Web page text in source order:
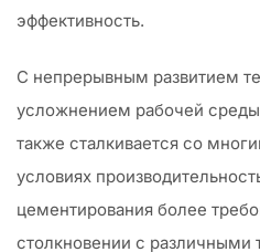
эффективность.
С непрерывным развитием
усложнением рабочей
также сталкивается со
условиях
цементирования более
столкновении с различными